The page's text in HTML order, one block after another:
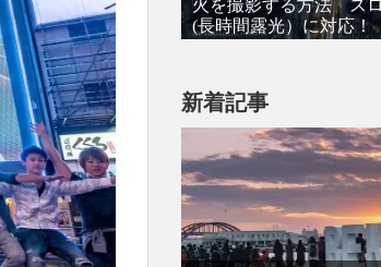
火を撮影する方法 ス
(長時間露光）に対応！
新着記事